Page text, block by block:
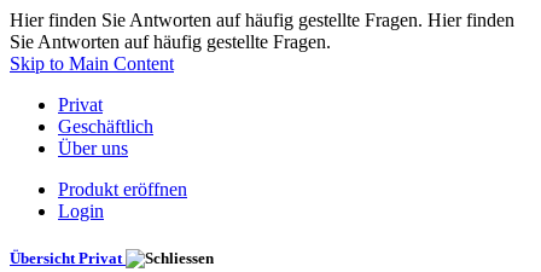
Hier finden Sie Antworten auf häufig gestellte Fragen. Hier finden
Sie Antworten auf häufig gestellte Fragen.
Skip to Main Content
Privat
Geschäftlich
Über uns
Produkt eröffnen
Login
Übersicht Privat